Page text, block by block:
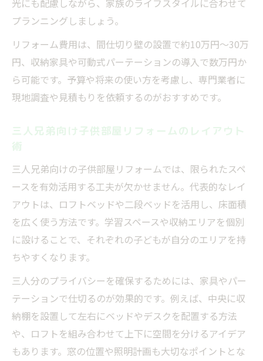
光にも配慮しながら、家族のライフスタイルに合わせて
プランニングしましょう。
リフォーム費用は、間仕切り壁の設置で約10万円〜30万
円、収納家具や可動式パーテーションの導入で数万円か
ら可能です。予算や将来の使い方を考慮し、専門業者に
現地調査や見積もりを依頼するのがおすすめです。
三人兄弟向け子供部屋リフォームのレイアウト
術
三人兄弟向けの子供部屋リフォームでは、限られたスペ
ースを有効活用する工夫が欠かせません。代表的なレイ
アウトは、ロフトベッドや二段ベッドを活用し、床面積
を広く使う方法です。学習スペースや収納エリアを個別
に設けることで、それぞれの子どもが自分のエリアを持
ちやすくなります。
三人分のプライバシーを確保するためには、家具やパー
テーションで仕切るのが効果的です。例えば、中央に収
納棚を設置して左右にベッドやデスクを配置する方法
や、ロフトを組み合わせて上下に空間を分けるアイデア
もあります。窓の位置や照明計画も大切なポイントとな